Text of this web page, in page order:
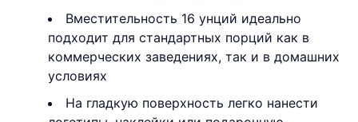
Вместительность 16 унций идеально
подходит для стандартных порций как в
коммерческих заведениях, так и в домашних
условиях
На гладкую поверхность легко нанести